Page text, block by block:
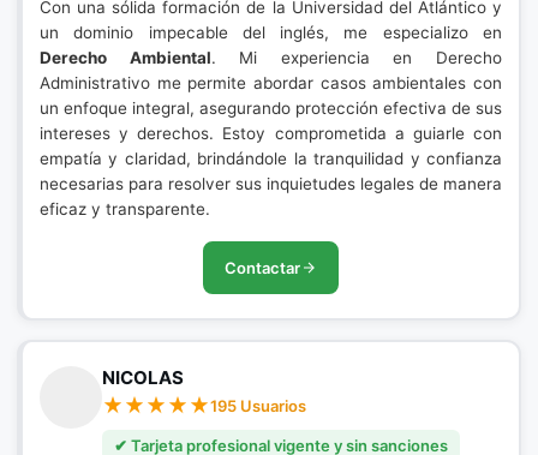
Con una sólida formación de la Universidad del Atlántico y
un dominio impecable del inglés, me especializo en
Derecho Ambiental. Mi experiencia en Derecho
Administrativo me permite abordar casos ambientales con
un enfoque integral, asegurando protección efectiva de sus
intereses y derechos. Estoy comprometida a guiarle con
empatía y claridad, brindándole la tranquilidad y confianza
necesarias para resolver sus inquietudes legales de manera
eficaz y transparente.
Contactar
NICOLAS
195 Usuarios
✔ Tarjeta profesional vigente y sin sanciones